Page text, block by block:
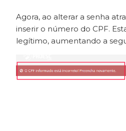
Agora, ao alterar a senha
inserir o número do CPF.
legítimo, aumentando a